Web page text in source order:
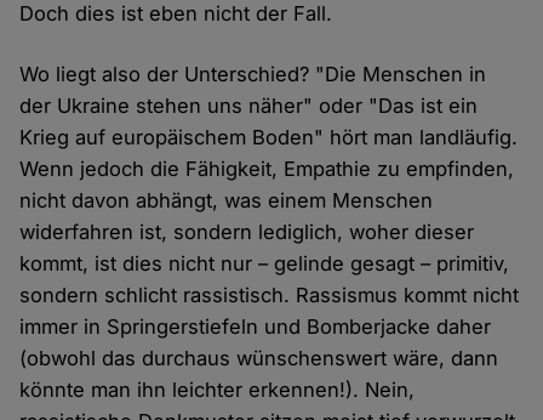
Doch dies ist eben nicht der Fall.
Wo liegt also der Unterschied? "Die Menschen in
der Ukraine stehen uns näher" oder "Das ist ein
Krieg auf europäischem Boden" hört man landläufig.
Wenn jedoch die Fähigkeit, Empathie zu empfinden,
nicht davon abhängt, was einem Menschen
widerfahren ist, sondern lediglich, woher dieser
kommt, ist dies nicht nur – gelinde gesagt – primitiv,
sondern schlicht rassistisch. Rassismus kommt nicht
immer in Springerstiefeln und Bomberjacke daher
(obwohl das durchaus wünschenswert wäre, dann
könnte man ihn leichter erkennen!). Nein,